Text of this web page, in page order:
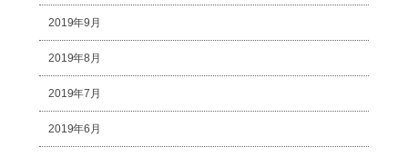
2019年9月
2019年8月
2019年7月
2019年6月